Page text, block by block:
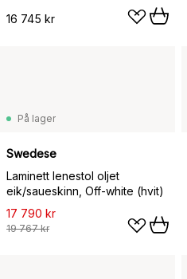
16 745 kr
På lager
Swedese
Laminett lenestol oljet
eik/saueskinn, Off-white (hvit)
17 790 kr
19 767 kr